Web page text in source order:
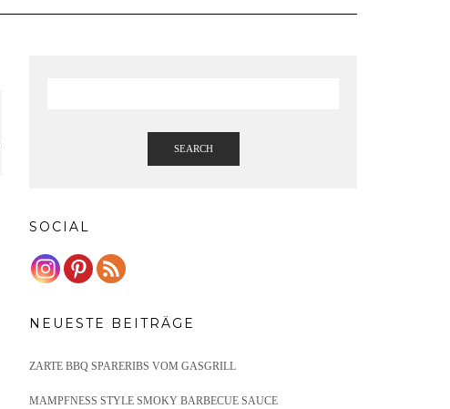
SEARCH
SOCIAL
NEUESTE BEITRÄGE
ZARTE BBQ SPARERIBS VOM GASGRILL
MAMPFNESS STYLE SMOKY BARBECUE SAUCE